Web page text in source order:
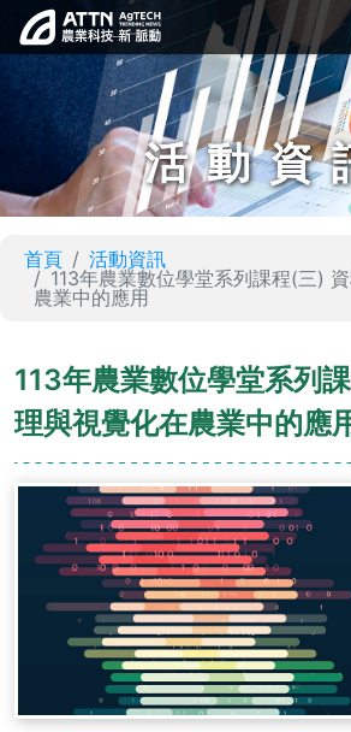
活動資
首頁
活動資訊
113年農業數位學堂系列課程(三)
農業中的應用
113年農業數位學堂系列
理與視覺化在農業中的應